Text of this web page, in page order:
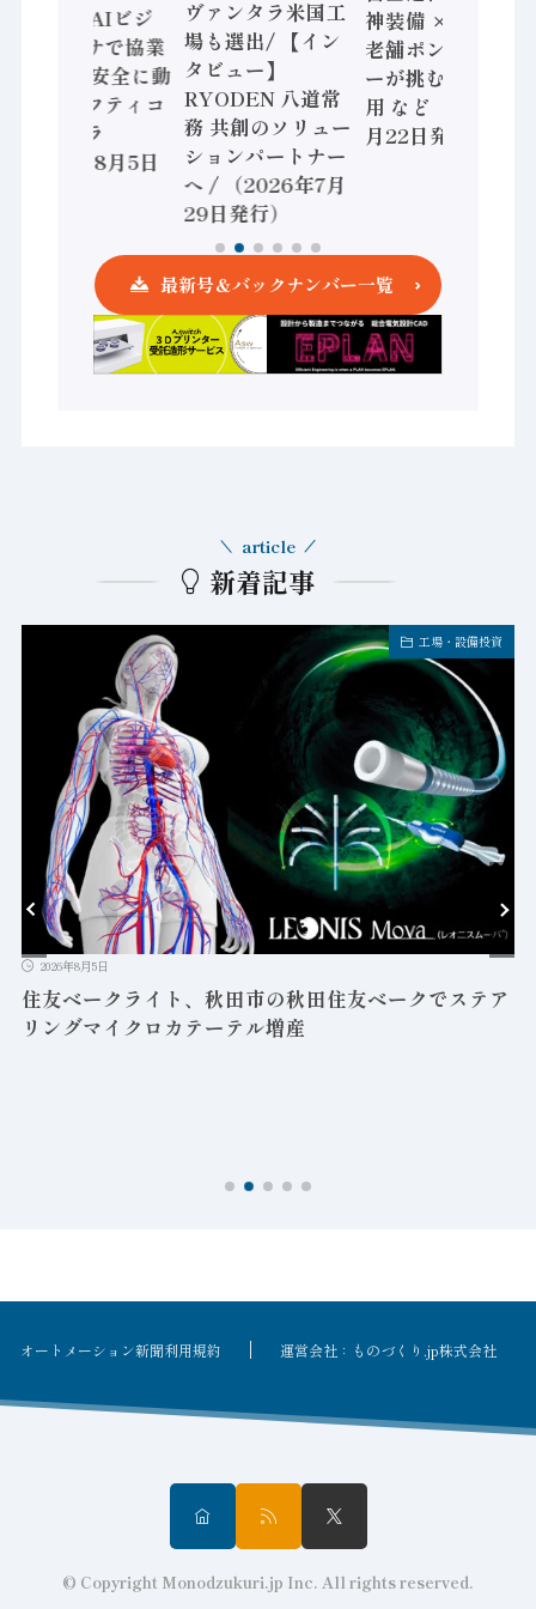
セミコン AIビジ
ョンセンサで協業
/ IDEC、安全に動
かすセーフティコ
ントローラ
（2026年8月5日
ヴァンタラ米国工
場も選出/ 【イン
タビュー】
RYODEN 八道常
務 共創のソリュー
ションパートナー
へ / （2026年7月
29日発行）
神装備 × HMS、
老舗ポンプメーカ
ーが挑むデータ活
用 など（2026年7
月22日発行）
最新号＆バックナンバー一覧
新着記事
article
工場・設備投資
2026年8月5日
住友ベークライト、秋田市の秋田住友ベークでステア
リングマイクロカテーテル増産
オートメーション新聞利用規約 運営会社：ものづくり.jp株式会社
© Copyright Monodzukuri.jp Inc. All rights reserved.